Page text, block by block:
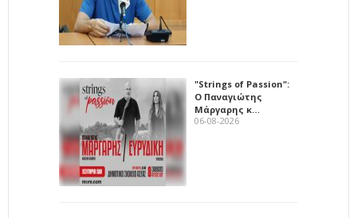
"Strings of Passion":
Ο Παναγιώτης
Μάργαρης κ…
06-08-2026